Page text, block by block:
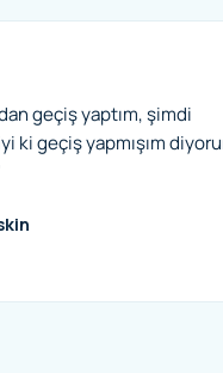
geçiş yaptım, şimdi
ki geçiş yapmışım